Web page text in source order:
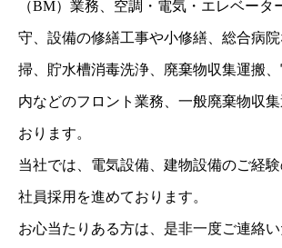
（BM）業務、空調・電気・エレベータ
守、設備の修繕工事や小修繕、総合病
掃、貯水槽消毒洗浄、廃棄物収集運搬
内などのフロント業務、一般廃棄物収
おります。
当社では、電気設備、建物設備のご経
社員採用を進めております。
お心当たりある方は、是非一度ご連絡